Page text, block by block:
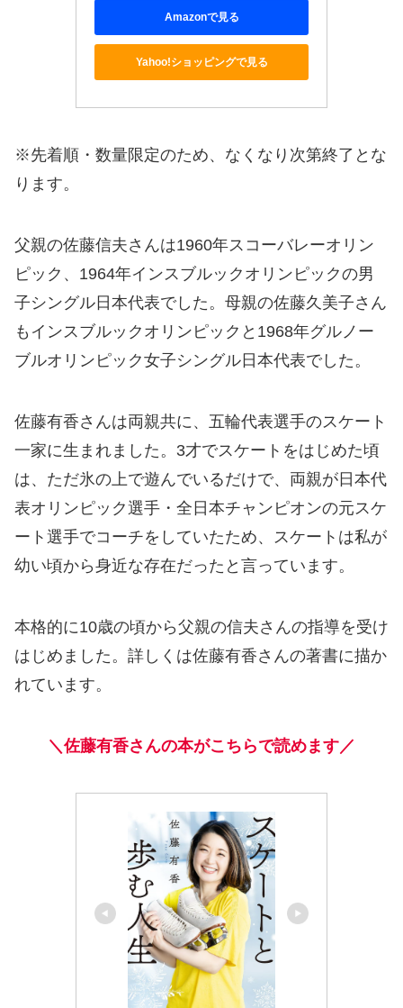
Amazonで見る
Yahoo!ショッピングで見る
※先着順・数量限定のため、なくなり次第終了とな
ります。
父親の佐藤信夫さんは1960年スコーバレーオリン
ピック、1964年インスブルックオリンピックの男
子シングル日本代表でした。母親の佐藤久美子さん
もインスブルックオリンピックと1968年グルノー
ブルオリンピック女子シングル日本代表でした。
佐藤有香さんは両親共に、五輪代表選手のスケート
一家に生まれました。3才でスケートをはじめた頃
は、ただ氷の上で遊んでいるだけで、両親が日本代
表オリンピック選手・全日本チャンピオンの元スケ
ート選手でコーチをしていたため、スケートは私が
幼い頃から身近な存在だったと言っています。
本格的に10歳の頃から父親の信夫さんの指導を受け
はじめました。詳しくは佐藤有香さんの著書に描か
れています。
＼佐藤有香さんの本がこちらで読めます／